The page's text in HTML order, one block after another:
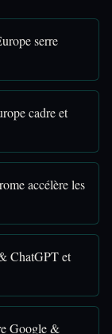
serre
cadre et
accélère les
ChatGPT et
Google &